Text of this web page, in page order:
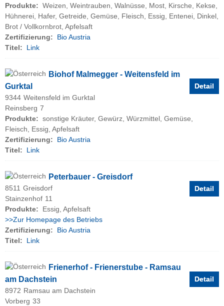
Produkte: Weizen, Weintrauben, Walnüsse, Most, Kirsche, Kekse,
Hühnerei, Hafer, Getreide, Gemüse, Fleisch, Essig, Entenei, Dinkel,
Brot / Vollkornbrot, Apfelsaft
Zertifizierung:
Bio Austria
Titel:
Link
Detail
Biohof Malmegger - Weitensfeld im
Gurktal
9344 Weitensfeld im Gurktal
Reinsberg 7
Produkte: sonstige Kräuter, Gewürz, Würzmittel, Gemüse,
Fleisch, Essig, Apfelsaft
Zertifizierung:
Bio Austria
Titel:
Link
Detail
Peterbauer - Greisdorf
8511 Greisdorf
Stainzenhof 11
Produkte:
Essig, Apfelsaft
>>Zur Homepage des Betriebs
Zertifizierung:
Bio Austria
Titel:
Link
Detail
Frienerhof - Frienerstube - Ramsau
am Dachstein
8972 Ramsau am Dachstein
Vorberg 33